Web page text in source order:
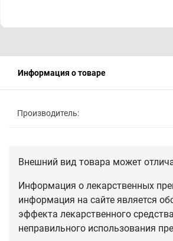
Информация о товаре
Производитель:
Внешний вид товара может
Информация о лекарственных
информация на сайте является
эффекта лекарственного
неправильного использования